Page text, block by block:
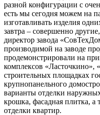
разной конфигурации с
есть мы сегодня можем на
изготавливать изделия
завтра – совершенно
директор завода
производимой на заводе
продемонстрировали на
комплексов
строительных площадках
крупнопанельного
варианты отделки
крошка, фасадная плитка, а
отделки квартир.